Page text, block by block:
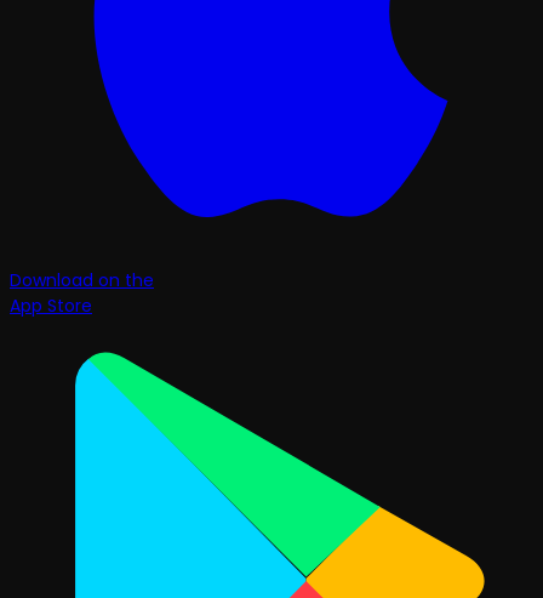
Download on the
App Store